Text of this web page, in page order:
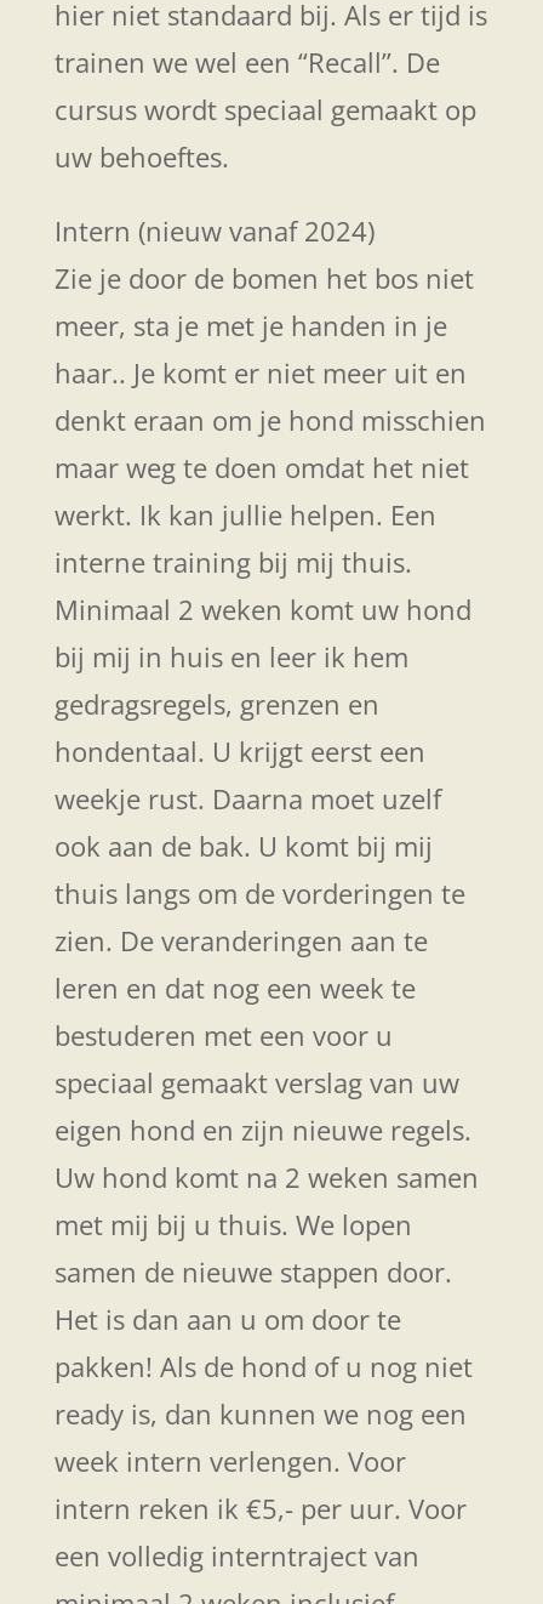
hier niet standaard bij. Als er tijd is
trainen we wel een “Recall”. De
cursus wordt speciaal gemaakt op
uw behoeftes.
Intern (nieuw vanaf 2024)
Zie je door de bomen het bos niet
meer, sta je met je handen in je
haar.. Je komt er niet meer uit en
denkt eraan om je hond misschien
maar weg te doen omdat het niet
werkt. Ik kan jullie helpen. Een
interne training bij mij thuis.
Minimaal 2 weken komt uw hond
bij mij in huis en leer ik hem
gedragsregels, grenzen en
hondentaal. U krijgt eerst een
weekje rust. Daarna moet uzelf
ook aan de bak. U komt bij mij
thuis langs om de vorderingen te
zien. De veranderingen aan te
leren en dat nog een week te
bestuderen met een voor u
speciaal gemaakt verslag van uw
eigen hond en zijn nieuwe regels.
Uw hond komt na 2 weken samen
met mij bij u thuis. We lopen
samen de nieuwe stappen door.
Het is dan aan u om door te
pakken! Als de hond of u nog niet
ready is, dan kunnen we nog een
week intern verlengen. Voor
intern reken ik €5,- per uur. Voor
een volledig interntraject van